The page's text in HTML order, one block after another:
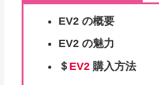
EV2 の概要
EV2 の魅力
＄ EV2 購入方法